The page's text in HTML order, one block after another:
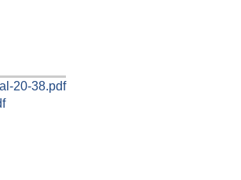
20-38.pdf